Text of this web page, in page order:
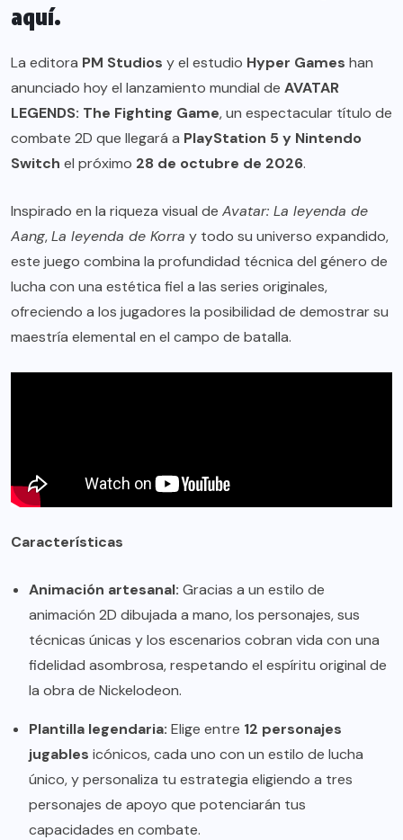
aquí.
La editora PM Studios y el estudio Hyper Games han
anunciado hoy el lanzamiento mundial de AVATAR
LEGENDS: The Fighting Game, un espectacular título de
combate 2D que llegará a PlayStation 5 y Nintendo
Switch el próximo 28 de octubre de 2026.
Inspirado en la riqueza visual de Avatar: La leyenda de
Aang,La leyenda de Korra y todo su universo expandido,
este juego combina la profundidad técnica del género de
lucha con una estética fiel a las series originales,
ofreciendo a los jugadores la posibilidad de demostrar su
maestría elemental en el campo de batalla.
Características
Animación artesanal: Gracias a un estilo de
animación 2D dibujada a mano, los personajes, sus
técnicas únicas y los escenarios cobran vida con una
fidelidad asombrosa, respetando el espíritu original de
la obra de Nickelodeon.
Plantilla legendaria: Elige entre 12 personajes
jugables icónicos, cada uno con un estilo de lucha
único, y personaliza tu estrategia eligiendo a tres
personajes de apoyo que potenciarán tus
capacidades en combate.